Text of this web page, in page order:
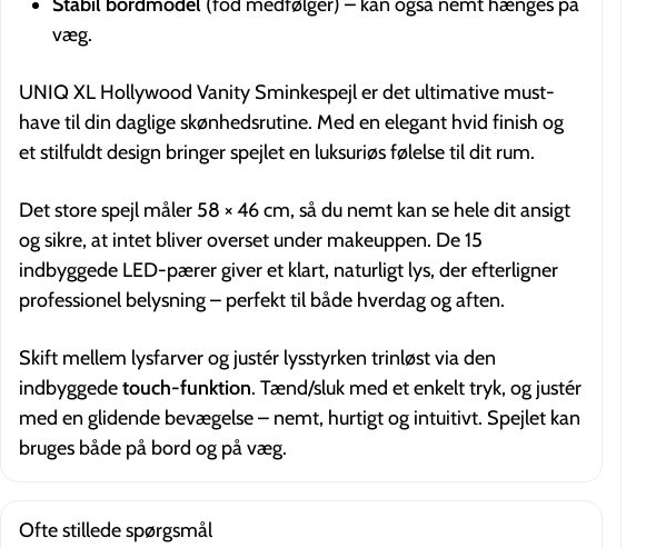
væg.
UNIQ XL Hollywood Vanity Sminkespejl er det ultimative must-
have til din daglige skønhedsrutine. Med en elegant hvid finish og
et stilfuldt design bringer spejlet en luksuriøs følelse til dit rum.
Det store spejl måler 58 × 46 cm, så du nemt kan se hele dit ansigt
og sikre, at intet bliver overset under makeuppen. De 15
indbyggede LED-pærer giver et klart, naturligt lys, der efterligner
professionel belysning – perfekt til både hverdag og aften.
Skift mellem lysfarver og justér lysstyrken trinløst via den
indbyggedetouch-funktion. Tænd/sluk med et enkelt tryk, og justér
med en glidende bevægelse – nemt, hurtigt og intuitivt. Spejlet kan
bruges både på bord og på væg.
Ofte stillede spørgsmål